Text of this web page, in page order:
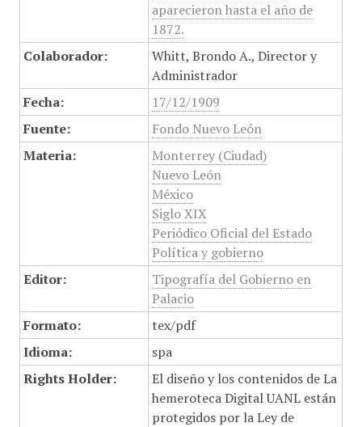
aparecieron hasta el año de
1872.
Colaborador:
Whitt, Brondo A., Director y
Administrador
Fecha:
17/12/1909
Fuente:
Fondo Nuevo León
Materia:
Monterrey (Ciudad)
Nuevo León
México
Siglo XIX
Periódico Oficial del Estado
Política y gobierno
Editor:
Tipografía del Gobierno en
Palacio
Formato:
tex/pdf
Idioma:
spa
Rights Holder:
El diseño y los contenidos de La
hemeroteca Digital UANL están
protegidos por la Ley de